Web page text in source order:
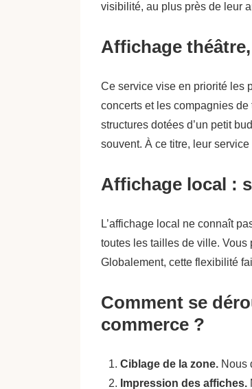
visibilité, au plus près de leur
Affichage
Ce service vise en priorité les
concerts et les compagnies
structures dotées d’un petit
souvent. À ce titre, leur
Affichage local :
L’affichage local ne connaît
toutes les tailles de ville. Vous
Globalement, cette flexibilité
Comment se
commerce ?
Ciblage de la zone. Nous
Impression des affiches.